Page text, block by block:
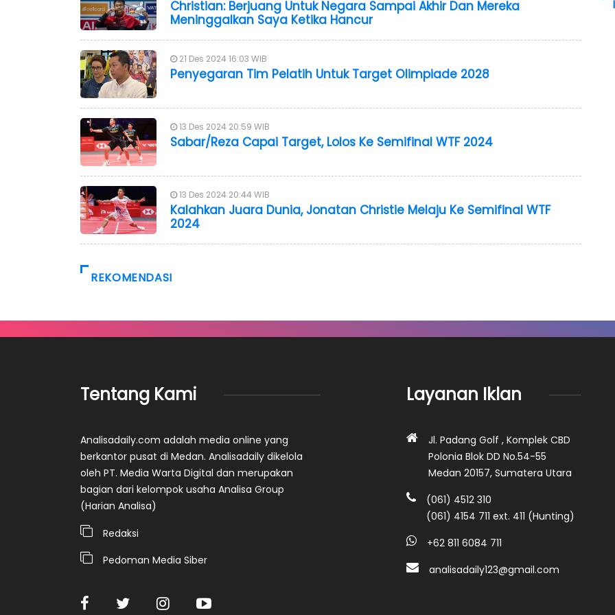
Christian: Berjuang Untuk Negara Sampai Akhir Dan Mereka
Meninggalkan Saya Ketika Hancur
21 Des 2024 16:03 WIB
Penyegaran Tim Pelatih Untuk Target Olimpiade 2028
13 Des 2024 20:59 WIB
Sabar/Reza Capai Target, Lolos Ke Semifinal WTF 2024
13 Des 2024 20:44 WIB
Kalahkan Juara Dunia, Jonatan Christie Melaju Ke Semifinal WTF
2024
REKOMENDASI
Tentang Kami
Analisadaily.com adalah media online yang
berkantor pusat di Medan. Analisadaily dikelola
oleh PT. Media Warta Digital dan merupakan
bagian dari kelompok usaha Analisa Group
(Harian Analisa)
Redaksi
Pedoman Media Siber
Layanan Iklan
Jl. Padang Golf , Komplek CBD
Polonia Blok DD No.54-55
Medan 20157, Sumatera Utara
(061) 4512 310
(061) 4154 711 ext. 411 (Hunting)
+62 811 6084 711
analisadaily123@gmail.com